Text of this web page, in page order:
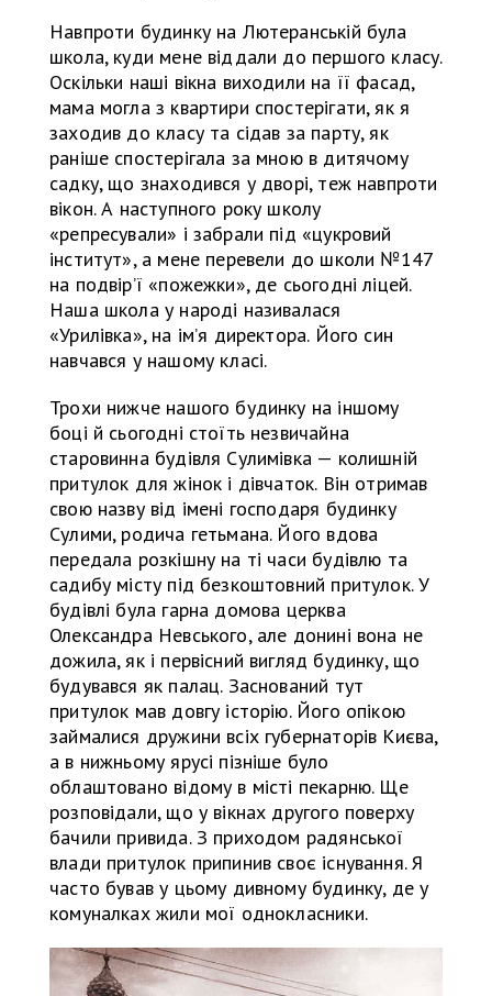
Навпроти будинку на Лютеранській була
школа, куди мене віддали до першого класу.
Оскільки наші вікна виходили на її фасад,
мама могла з квартири спостерігати, як я
заходив до класу та сідав за парту, як
раніше спостерігала за мною в дитячому
садку, що знаходився у дворі, теж навпроти
вікон. А наступного року школу
«репресували» і забрали під «цукровий
інститут», а мене перевели до школи №147
на подвірʼї «пожежки», де сьогодні ліцей.
Наша школа у народі називалася
«Урилівка», на імʼя директора. Його син
навчався у нашому класі.
Трохи нижче нашого будинку на іншому
боці й сьогодні стоїть незвичайна
старовинна будівля Сулимівка — колишній
притулок для жінок і дівчаток. Він отримав
свою назву від імені господаря будинку
Сулими, родича гетьмана. Його вдова
передала розкішну на ті часи будівлю та
садибу місту під безкоштовний притулок. У
будівлі була гарна домова церква
Олександра Невського, але донині вона не
дожила, як і первісний вигляд будинку, що
будувався як палац. Заснований тут
притулок мав довгу історію. Його опікою
займалися дружини всіх губернаторів Києва,
а в нижньому ярусі пізніше було
облаштовано відому в місті пекарню. Ще
розповідали, що у вікнах другого поверху
бачили привида. З приходом радянської
влади притулок припинив своє існування. Я
часто бував у цьому дивному будинку, де у
комуналках жили мої однокласники.